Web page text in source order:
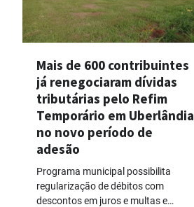
Mais de 600 contribuintes
já renegociaram dívidas
tributárias pelo Refim
Temporário em Uberlândia
no novo período de
adesão
Programa municipal possibilita
regularização de débitos com
descontos em juros e multas e…